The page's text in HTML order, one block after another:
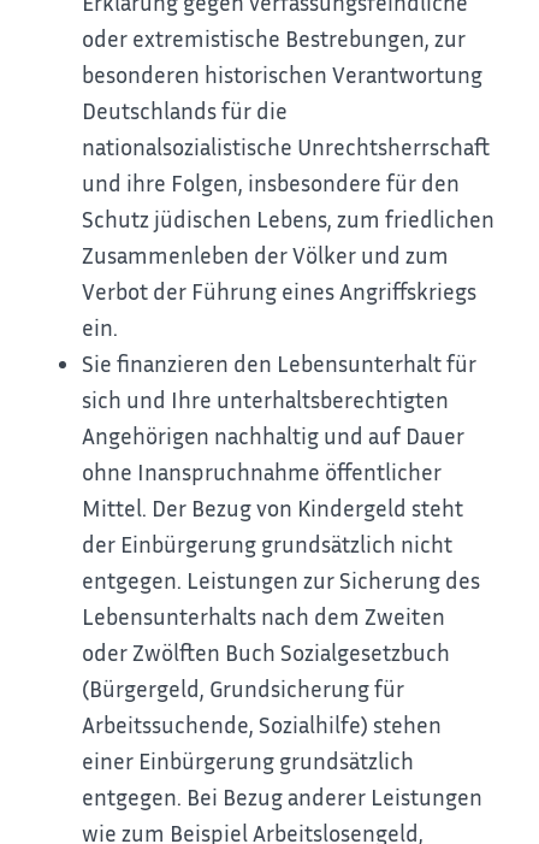
oder extremistische Bestrebungen, zur
besonderen historischen Verantwortung
Deutschlands für die
nationalsozialistische Unrechtsherrschaft
und ihre Folgen, insbesondere für den
Schutz jüdischen Lebens, zum friedlichen
Zusammenleben der Völker und zum
Verbot der Führung eines Angriffskriegs
ein.
Sie finanzieren den Lebensunterhalt für
sich und Ihre unterhaltsberechtigten
Angehörigen nachhaltig und auf Dauer
ohne Inanspruchnahme öffentlicher
Mittel. Der Bezug von Kindergeld steht
der Einbürgerung grundsätzlich nicht
entgegen. Leistungen zur Sicherung des
Lebensunterhalts nach dem Zweiten
oder Zwölften Buch Sozialgesetzbuch
(Bürgergeld, Grundsicherung für
Arbeitssuchende, Sozialhilfe) stehen
einer Einbürgerung grundsätzlich
entgegen. Bei Bezug anderer Leistungen
wie zum Beispiel Arbeitslosengeld,